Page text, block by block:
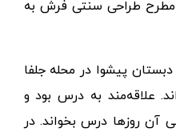
مطرح طراحی سنتی فرش به
پیشوا در محله جلفا
علاقه‌مند به درس بود و
روزها درس بخواند. در